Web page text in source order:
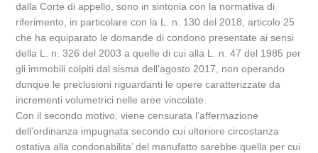
dalla Corte di appello, sono in sintonia con la normativa di
riferimento, in particolare con la L. n. 130 del 2018, articolo 25
che ha equiparato le domande di condono presentate ai sensi
della L. n. 326 del 2003 a quelle di cui alla L. n. 47 del 1985 per
gli immobili colpiti dal sisma dell’agosto 2017, non operando
dunque le preclusioni riguardanti le opere caratterizzate da
incrementi volumetrici nelle aree vincolate.
Con il secondo motivo, viene censurata l’affermazione
dell’ordinanza impugnata secondo cui ulteriore circostanza
ostativa alla condonabilita’ del manufatto sarebbe quella per cui